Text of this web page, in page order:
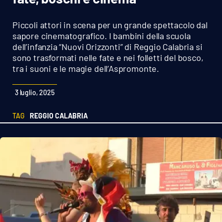
Sanità
Sport
Cultura
Podcast
VIDEO
Ambiente
Cronaca
Piccoli attori in scena per un grande spettacolo dal
sapore cinematografico. I bambini della scuola
dell’infanzia “Nuovi Orizzonti” di Reggio Calabria si
sono trasformati nelle fate e nei folletti del bosco,
tra i suoni e le magie dell’Aspromonte.
3 luglio, 2025
TAG REGGIO CALABRIA